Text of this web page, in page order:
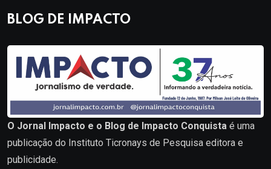
BLOG DE IMPACTO
O Jornal Impacto e o Blog de Impacto Conquista é uma
publicação do Instituto Ticronays de Pesquisa editora e
publicidade.